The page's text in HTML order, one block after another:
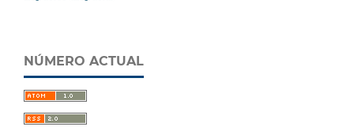
NÚMERO ACTUAL